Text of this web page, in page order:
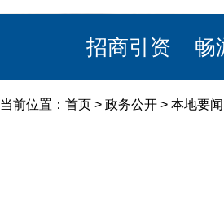
招商引资 畅
当前位置： 首页 > 政务公开 > 本地要闻